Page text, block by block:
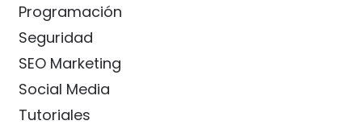
Programación
Seguridad
SEO Marketing
Social Media
Tutoriales